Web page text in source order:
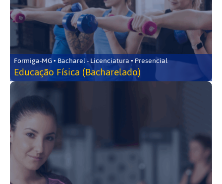
Formiga-MG • Bacharel - Licenciatura • Presencial
Educação Física (Bacharelado)